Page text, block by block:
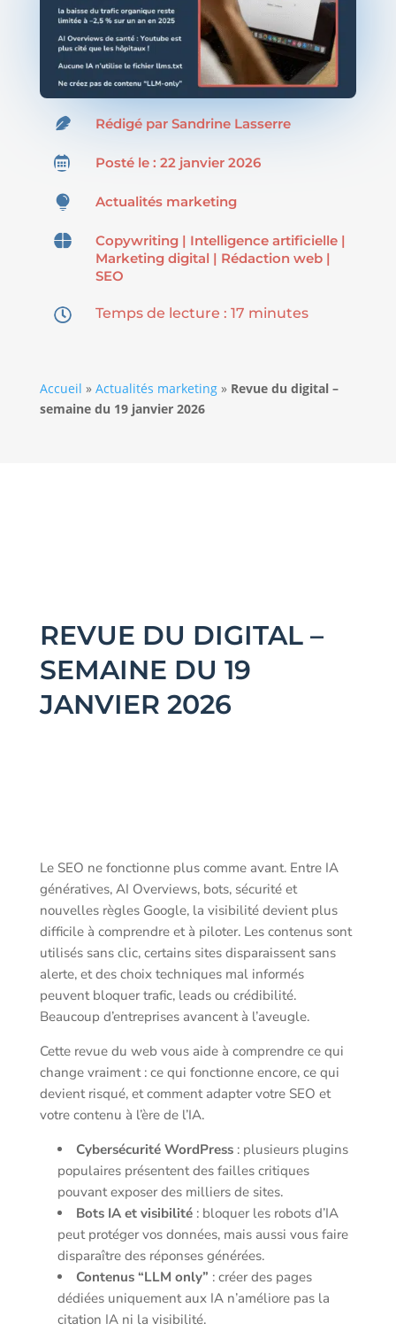
 Rédigé par Sandrine Lasserre
 Posté le : 22 janvier 2026
 Actualités marketing
 Copywriting| Intelligence artificielle|
Marketing digital | Rédaction web|
SEO
 Temps de lecture : 17 minutes
Accueil » Actualités marketing» Revue du digital –
semaine du 19 janvier 2026
REVUE DU DIGITAL –
SEMAINE DU 19
JANVIER 2026
Le SEO ne fonctionne plus comme avant. Entre IA
génératives, AI Overviews, bots, sécurité et
nouvelles règles Google, la visibilité devient plus
difficile à comprendre et à piloter. Les contenus sont
utilisés sans clic, certains sites disparaissent sans
alerte, et des choix techniques mal informés
peuvent bloquer trafic, leads ou crédibilité.
Beaucoup d’entreprises avancent à l’aveugle.
Cette revue du web vous aide à comprendre ce qui
change vraiment : ce qui fonctionne encore, ce qui
devient risqué, et comment adapter votre SEO et
votre contenu à l’ère de l’IA.
Cybersécurité WordPress: plusieurs plugins
populaires présentent des failles critiques
pouvant exposer des milliers de sites.
Bots IA et visibilité: bloquer les robots d’IA
peut protéger vos données, mais aussi vous faire
disparaître des réponses générées.
Contenus “LLM only” : créer des pages
dédiées uniquement aux IA n’améliore pas la
citation IA ni la visibilité.